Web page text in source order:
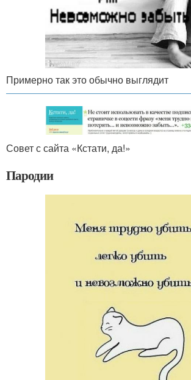
Примерно так это обычно выглядит
Совет с сайта «Кстати, да!»
Пародии